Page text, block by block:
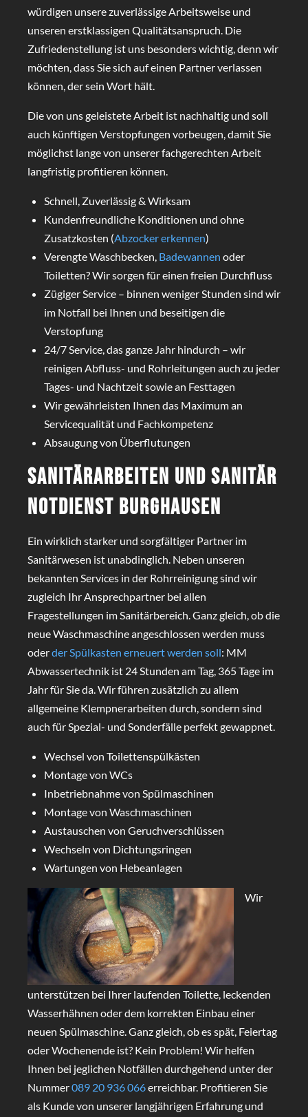
würdigen unsere zuverlässige Arbeitsweise und
unseren erstklassigen Qualitätsanspruch. Die
Zufriedenstellung ist uns besonders wichtig, denn wir
möchten, dass Sie sich auf einen Partner verlassen
können, der sein Wort hält.
Die von uns geleistete Arbeit ist nachhaltig und soll
auch künftigen Verstopfungen vorbeugen, damit Sie
möglichst lange von unserer fachgerechten Arbeit
langfristig profitieren können.
Schnell, Zuverlässig & Wirksam
Kundenfreundliche Konditionen und ohne
Zusatzkosten (Abzocker erkennen)
Verengte Waschbecken, Badewannen oder
Toiletten? Wir sorgen für einen freien Durchfluss
Zügiger Service – binnen weniger Stunden sind wir
im Notfall bei Ihnen und beseitigen die
Verstopfung
24/7 Service, das ganze Jahr hindurch – wir
reinigen Abfluss- und Rohrleitungen auch zu jeder
Tages- und Nachtzeit sowie an Festtagen
Wir gewährleisten Ihnen das Maximum an
Servicequalität und Fachkompetenz
Absaugung von Überflutungen
Sanitärarbeiten und Sanitär
Notdienst Burghausen
Ein wirklich starker und sorgfältiger Partner im
Sanitärwesen ist unabdinglich. Neben unseren
bekannten Services in der Rohrreinigung sind wir
zugleich Ihr Ansprechpartner bei allen
Fragestellungen im Sanitärbereich. Ganz gleich, ob die
neue Waschmaschine angeschlossen werden muss
oderder Spülkasten erneuert werden soll: MM
Abwassertechnik ist 24 Stunden am Tag, 365 Tage im
Jahr für Sie da. Wir führen zusätzlich zu allem
allgemeine Klempnerarbeiten durch, sondern sind
auch für Spezial- und Sonderfälle perfekt gewappnet.
Wechsel von Toilettenspülkästen
Montage von WCs
Inbetriebnahme von Spülmaschinen
Montage von Waschmaschinen
Austauschen von Geruchverschlüssen
Wechseln von Dichtungsringen
Wartungen von Hebeanlagen
Wir
unterstützen bei Ihrer laufenden Toilette, leckenden
Wasserhähnen oder dem korrekten Einbau einer
neuen Spülmaschine. Ganz gleich, ob es spät, Feiertag
oder Wochenende ist? Kein Problem! Wir helfen
Ihnen bei jeglichen Notfällen durchgehend unter der
Nummer089 20 936 066erreichbar. Profitieren Sie
als Kunde von unserer langjährigen Erfahrung und